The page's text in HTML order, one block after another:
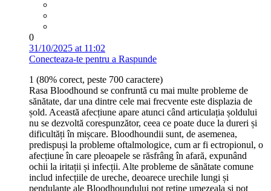
0
31/10/2025 at 11:02
Conecteaza-te pentru a Raspunde
1 (80% corect, peste 700 caractere)
Rasa Bloodhound se confruntă cu mai multe probleme de
sănătate, dar una dintre cele mai frecvente este displazia de
șold. Această afecțiune apare atunci când articulația șoldului
nu se dezvoltă corespunzător, ceea ce poate duce la dureri și
dificultăți în mișcare. Bloodhoundii sunt, de asemenea,
predispuși la probleme oftalmologice, cum ar fi ectropionul, o
afecțiune în care pleoapele se răsfrâng în afară, expunând
ochii la iritații și infecții. Alte probleme de sănătate comune
includ infecțiile de ureche, deoarece urechile lungi și
pendulante ale Bloodhoundului pot reține umezeala și pot